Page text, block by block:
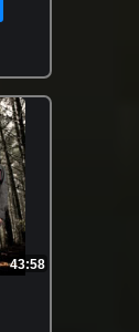
43:58